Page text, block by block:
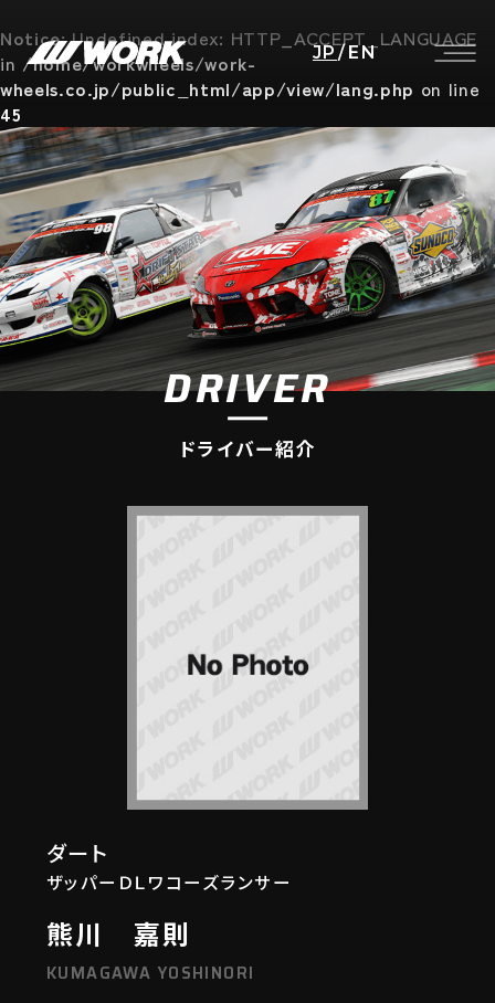
Notice: Undefined index: HTTP_ACCEPT_LANGUAGE
in /home/workwheels/work-
wheels.co.jp/public_html/app/view/lang.php on line
45
JP / EN
DRIVER
ドライバー紹介
ダート
ザッパーＤＬワコーズランサー
熊川 嘉則
KUMAGAWA YOSHINORI